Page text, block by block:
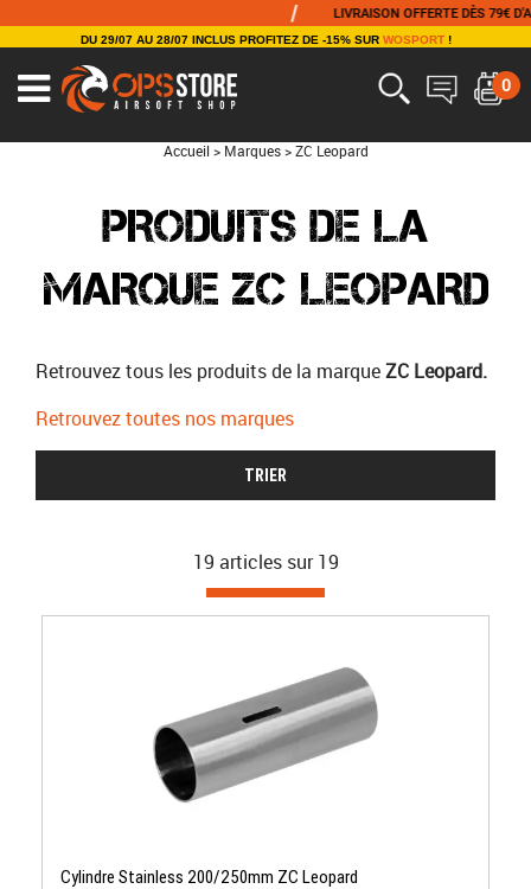
LIVRAISON OFFERTE DÈS 79€ D'ACHAT
DU 29/07 AU 28/07 INCLUS PROFITEZ DE -15% SUR WOSPORT!
0
Accueil > Marques > ZC Leopard
PRODUITS DE LA
MARQUE ZC LEOPARD
Retrouvez tous les produits de la marqueZC Leopard.
Retrouvez toutes nos marques
TRIER
19 articles sur 19
Cylindre Stainless 200/250mm ZC Leopard